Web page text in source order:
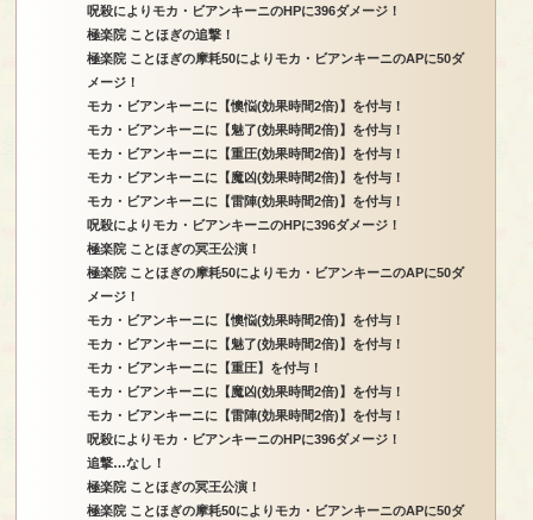
呪殺によりモカ・ビアンキーニのHPに396ダメージ！
極楽院 ことほぎの追撃！
極楽院 ことほぎの摩耗50によりモカ・ビアンキーニのAPに50ダ
メージ！
モカ・ビアンキーニに【懊悩(効果時間2倍)】を付与！
モカ・ビアンキーニに【魅了(効果時間2倍)】を付与！
モカ・ビアンキーニに【重圧(効果時間2倍)】を付与！
モカ・ビアンキーニに【魔凶(効果時間2倍)】を付与！
モカ・ビアンキーニに【雷陣(効果時間2倍)】を付与！
呪殺によりモカ・ビアンキーニのHPに396ダメージ！
極楽院 ことほぎの冥王公演！
極楽院 ことほぎの摩耗50によりモカ・ビアンキーニのAPに50ダ
メージ！
モカ・ビアンキーニに【懊悩(効果時間2倍)】を付与！
モカ・ビアンキーニに【魅了(効果時間2倍)】を付与！
モカ・ビアンキーニに【重圧】を付与！
モカ・ビアンキーニに【魔凶(効果時間2倍)】を付与！
モカ・ビアンキーニに【雷陣(効果時間2倍)】を付与！
呪殺によりモカ・ビアンキーニのHPに396ダメージ！
追撃…なし！
極楽院 ことほぎの冥王公演！
極楽院 ことほぎの摩耗50によりモカ・ビアンキーニのAPに50ダ